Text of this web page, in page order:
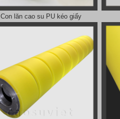
Con lăn cao su PU kéo giấy